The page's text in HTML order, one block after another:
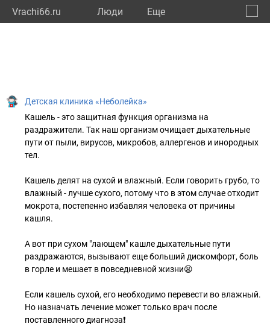
Vrachi66.ru Люди Eще
Детская клиника «Неболейка»
Кашель - это защитная функция организма на
раздражители. Так наш организм очищает дыхательные
пути от пыли, вирусов, микробов, аллергенов и инородных
тел.
Кашель делят на сухой и влажный. Если говорить грубо, то
влажный - лучше сухого, потому что в этом случае отходит
мокрота, постепенно избавляя человека от причины
кашля.
А вот при сухом "лающем" кашле дыхательные пути
раздражаются, вызывают еще больший дискомфорт, боль
в горле и мешает в повседневной жизни😫
Если кашель сухой, его необходимо перевести во влажный.
Но назначать лечение может только врач после
поставленного диагноза❗